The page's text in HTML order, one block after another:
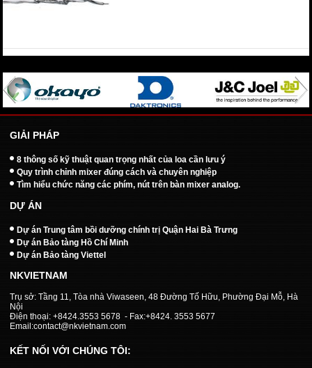
GIẢI PHÁP
8 thông số kỹ thuật quan trọng nhất của loa cần lưu ý
Quy trình chỉnh mixer đúng cách và chuyên nghiệp
Tìm hiểu chức năng các phím, nút trên bàn mixer analog.
DỰ ÁN
Dự án Trung tâm bồi dưỡng chính trị Quận Hai Bà Trưng
Dự án Bảo tàng Hồ Chí Minh
Dự án Bảo tàng Viettel
NKVIETNAM
Trụ sở: Tầng 11, Tòa nhà Viwaseen, 48 Đường Tố Hữu, Phường Đại Mỗ, Hà
Nội
Điện thoại: +8424.3553 5678 - Fax:+8424. 3553 5677
Email:contact@nkvietnam.com
KẾT NỐI VỚI CHÚNG TÔI: